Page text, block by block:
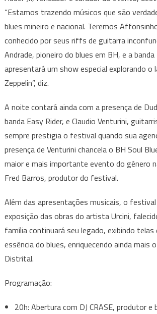
“Estamos trazendo músicos que são
blues mineiro e nacional. Teremos
conhecido por seus riffs de guitarra
Andrade, pioneiro do blues em BH, e a banda
apresentará um show especial explorando o
Zeppelin”, diz.
A noite contará ainda com a presença de
banda Easy Rider, e Claudio Venturini,
sempre prestigia o festival quando sua
presença de Venturini chancela o BH Soul
maior e mais importante evento do gênero
Fred Barros, produtor do festival.
Além das apresentações musicais, o
exposição das obras do artista Urcini,
família continuará seu legado, exibindo telas
essência do blues, enriquecendo ainda mais
Distrital.
Programação:
20h: Abertura com DJ CRASE, produtor